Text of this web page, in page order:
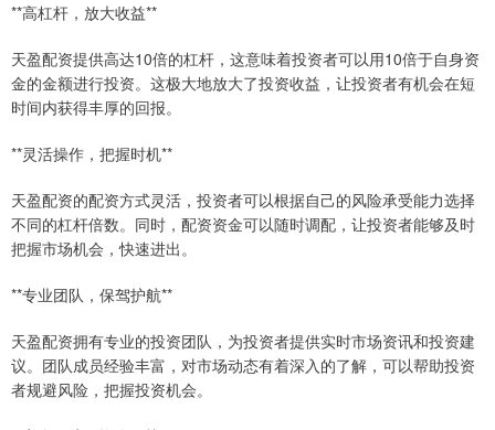
**高杠杆，放大收益**
天盈配资提供高达10倍的杠杆，这意味着投资者可以用10倍于自身资
金的金额进行投资。这极大地放大了投资收益，让投资者有机会在短
时间内获得丰厚的回报。
**灵活操作，把握时机**
天盈配资的配资方式灵活，投资者可以根据自己的风险承受能力选择
不同的杠杆倍数。同时，配资资金可以随时调配，让投资者能够及时
把握市场机会，快速进出。
**专业团队，保驾护航**
天盈配资拥有专业的投资团队，为投资者提供实时市场资讯和投资建
议。团队成员经验丰富，对市场动态有着深入的了解，可以帮助投资
者规避风险，把握投资机会。